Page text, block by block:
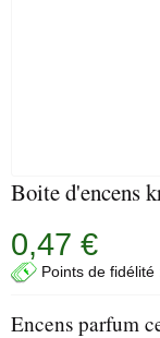
Boite d'encens
0,47 €
Points de fidélité
Encens parfum